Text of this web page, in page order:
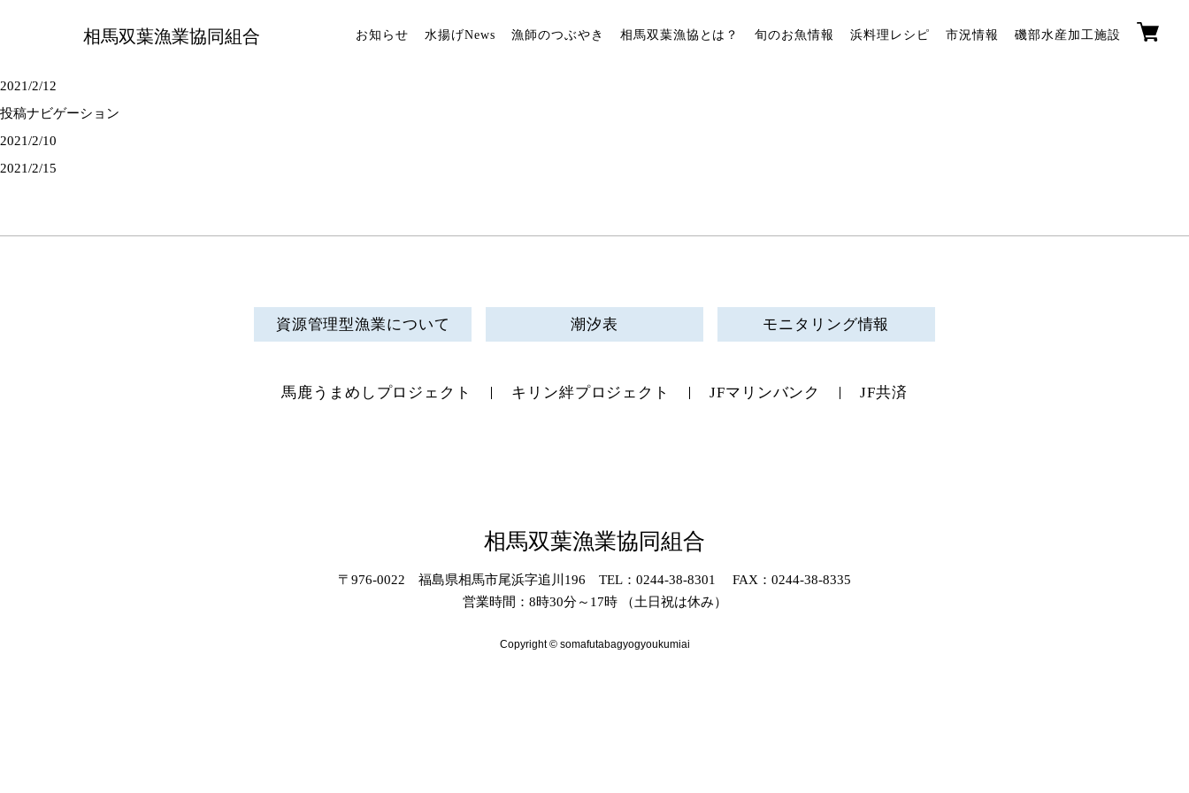
相馬双葉漁業協同組合 お知らせ 水揚げNews 漁師のつぶやき 相馬双葉漁協とは？ 旬のお魚情報 浜料理レシピ 市況情報 磯部水産加工施設
2021/2/12
投稿ナビゲーション
2021/2/10
2021/2/15
資源管理型漁業について 潮汐表 モニタリング情報
馬鹿うまめしプロジェクト キリン絆プロジェクト JFマリンバンク JF共済
相馬双葉漁業協同組合
〒976-0022 福島県相馬市尾浜字追川196 TEL：0244-38-8301 FAX：0244-38-8335
営業時間：8時30分～17時 （土日祝は休み）
Copyright © somafutabagyogyoukumiai